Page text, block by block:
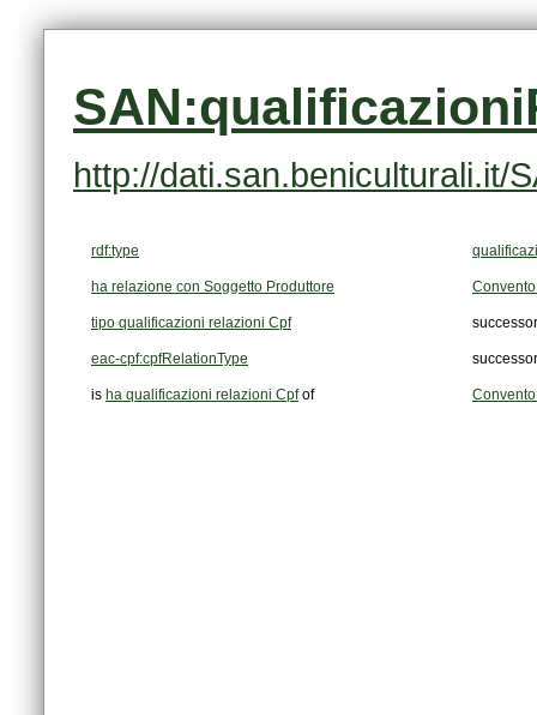
http://dati.san.beniculturali.it/
rdf:type
ha relazione con Soggetto Produttore
tipo qualificazioni relazioni Cpf
eac-cpf:cpfRelationType
is ha qualificazioni relazioni Cpfof